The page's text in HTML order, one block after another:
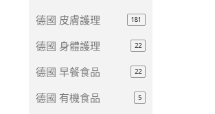
德國 皮膚護理 181
德國 身體護理 22
德國 早餐食品 22
德國 有機食品 5